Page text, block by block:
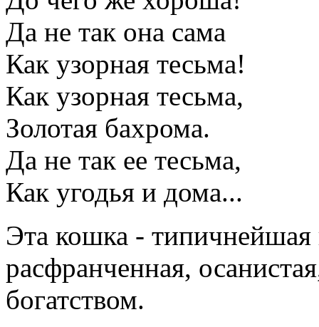
Да не так она сама
Как узорная тесьма!
Как узорная тесьма,
Золотая бахрома.
Да не так ее тесьма,
Как угодья и дома...
Эта кошка - типичнейшая
расфранченная,
богатством.